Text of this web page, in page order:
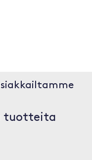
tuotteita